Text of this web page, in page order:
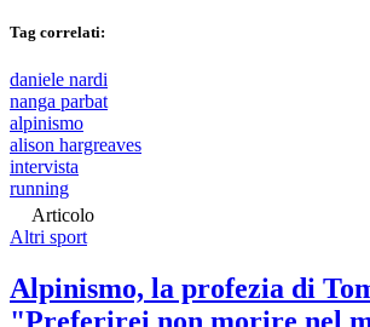
Tag correlati:
daniele nardi
nanga parbat
alpinismo
alison hargreaves
intervista
running
Articolo
Altri sport
Alpinismo, la profezia di